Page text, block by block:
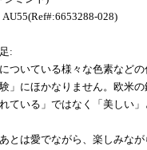
028)
:
ついている様々な色素など
」にほかなりません。欧米
ている」ではなく「美しい
とは愛でながら、楽しみな